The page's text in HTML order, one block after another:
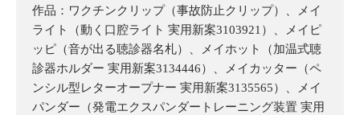
作品：ワクチンクリップ（事故防止クリップ）、メイ
ライト（動く口腔ライト 実用新案3103921）、メイピ
ッピ（音が出る聴診器名札）、メイホット（加温式聴
診器ホルダー 実用新案3134446）、メイカッター（ペ
ンシル型レターオープナー 実用新案3135565）、メイ
パンダー（発電エクスパンダートレーニング装置 実用